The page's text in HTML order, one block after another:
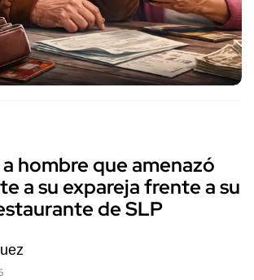
hombre que amenazó
a su expareja frente a su
de SLP